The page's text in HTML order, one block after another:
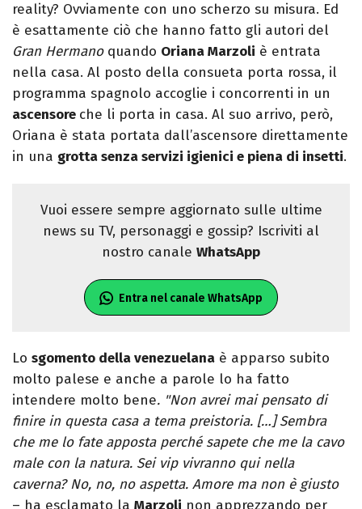
reality? Ovviamente con uno scherzo su misura. Ed
è esattamente ciò che hanno fatto gli autori del
Gran Hermanoquando Oriana Marzoli è entrata
nella casa. Al posto della consueta porta rossa, il
programma spagnolo accoglie i concorrenti in un
ascensore che li porta in casa. Al suo arrivo, però,
Oriana è stata portata dall’ascensore direttamente
in una grotta senza servizi igienici e piena di insetti.
Vuoi essere sempre aggiornato sulle ultime
news su TV, personaggi e gossip? Iscriviti al
nostro canale WhatsApp
Entra nel canale WhatsApp
Lo sgomento della venezuelana è apparso subito
molto palese e anche a parole lo ha fatto
intendere molto bene. "Non avrei mai pensato di
finire in questa casa a tema preistoria. […]Sembra
che me lo fate apposta perché sapete che me la cavo
male con la natura. Sei vip vivranno qui nella
caverna? No, no, no aspetta. Amore ma non è giusto